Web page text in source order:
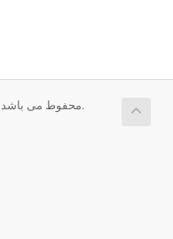
تمامی حقوق برای © 2026 FinalTek.com. محفوط می باشد.